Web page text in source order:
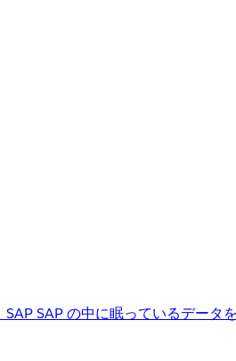
SAPSAP の中に眠っているデータ